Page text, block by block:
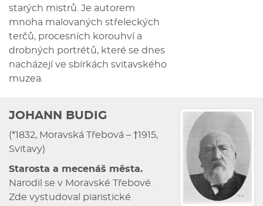
starých mistrů. Je autorem
mnoha malovaných střeleckých
terčů, procesních korouhví a
drobných portrétů, které se dnes
nacházejí ve sbírkách svitavského
muzea.
JOHANN BUDIG
(*1832, Moravská Třebová – †1915,
Svitavy)
Starosta a mecenáš města.
Narodil se v Moravské Třebové.
Zde vystudoval piaristické